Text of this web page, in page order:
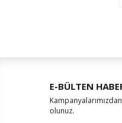
E-BÜLTEN
olunuz.